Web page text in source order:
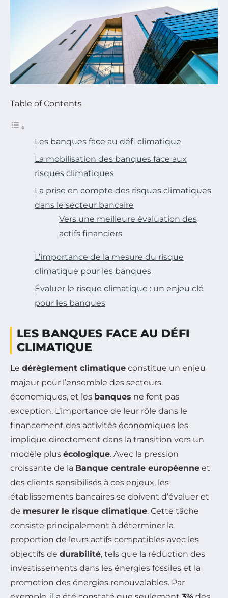
Table of Contents
Les banques face au défi climatique
La mobilisation des banques face aux
risques climatiques
La prise en compte des risques climatiques
dans le secteur bancaire
Vers une meilleure évaluation des
actifs financiers
L’importance de la mesure du risque
climatique pour les banques
Évaluer le risque climatique : un enjeu clé
pour les banques
LES BANQUES FACE AU DÉFI
CLIMATIQUE
Le dérèglement climatique constitue un enjeu
majeur pour l’ensemble des secteurs
économiques, et les banques ne font pas
exception. L’importance de leur rôle dans le
financement des activités économiques les
implique directement dans la transition vers un
modèle plus écologique. Avec la pression
croissante de la Banque centrale européenne et
des clients sensibilisés à ces enjeux, les
établissements bancaires se doivent d’évaluer et
de mesurer le risque climatique. Cette tâche
consiste principalement à déterminer la
proportion de leurs actifs compatibles avec les
objectifs de durabilité, tels que la réduction des
investissements dans les énergies fossiles et la
promotion des énergies renouvelables. Par